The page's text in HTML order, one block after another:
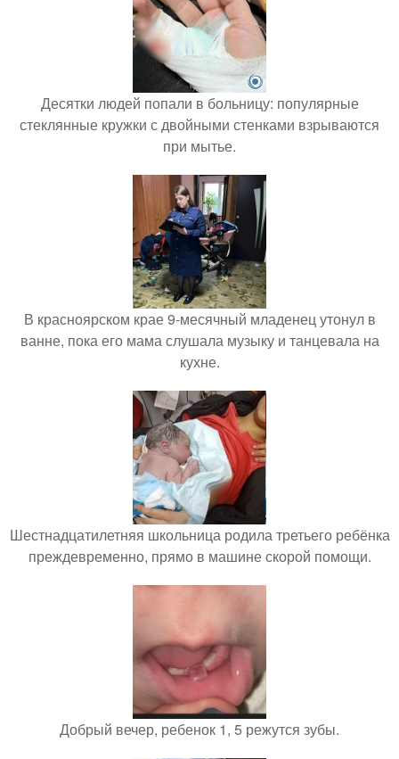
Десятки людей попали в больницу: популярные
стеклянные кружки с двойными стенками взрываются
при мытье.
В красноярском крае 9-месячный младенец утонул в
ванне, пока его мама слушала музыку и танцевала на
кухне.
Шестнадцатилетняя школьница родила третьего ребёнка
преждевременно, прямо в машине скорой помощи.
Добрый вечер, ребенок 1, 5 режутся зубы.